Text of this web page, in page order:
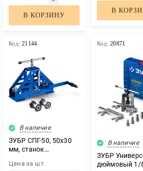
В КОРЗИНУ
В
Код: 21144
В наличие
ЗУБР СПГ-50, 50х30
мм, станок
прокатной,
Цена за шт
Код: 20871
В наличие
ЗУБР
дюймовый 1/